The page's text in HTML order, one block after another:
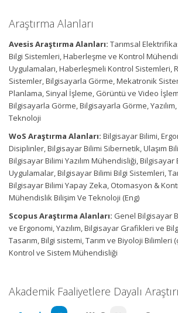
Araştırma Alanları
Avesis Araştırma Alanları: Tarımsal
Bilgi Sistemleri, Haberleşme ve Kontrol
Uygulamaları, Haberleşmeli Kontrol Sistemleri,
Sistemler, Bilgisayarla Görme, Mekatronik
Planlama, Sinyal İşleme, Görüntü ve Video
Bilgisayarla Görme, Bilgisayarla Görme,
Teknoloji
WoS Araştırma Alanları: Bilgisayar Bilimi,
Disiplinler, Bilgisayar Bilimi Sibernetik, Ulaşım
Bilgisayar Bilimi Yazılım Mühendisliği,
Uygulamalar, Bilgisayar Bilimi Bilgi Sistemleri,
Bilgisayar Bilimi Yapay Zeka, Otomasyon &
Mühendislik Bilişim Ve Teknoloji (Eng)
Scopus Araştırma Alanları: Genel Bilgisayar
ve Ergonomi, Yazılım, Bilgisayar Grafikleri ve
Tasarım, Bilgi sistemi, Tarım ve Biyoloji Bilimleri
Kontrol ve Sistem Mühendisliği
Akademik Faaliyetlere Dayalı